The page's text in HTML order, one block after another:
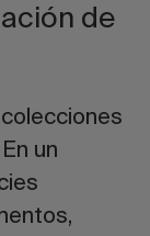
de
un